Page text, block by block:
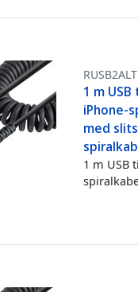
1 m
iPhone-
med
1 m USB